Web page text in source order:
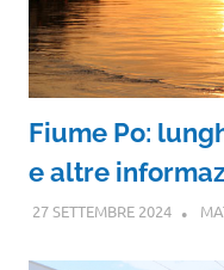
Fiume Po:
e altre
27 SETTEMBRE 2024